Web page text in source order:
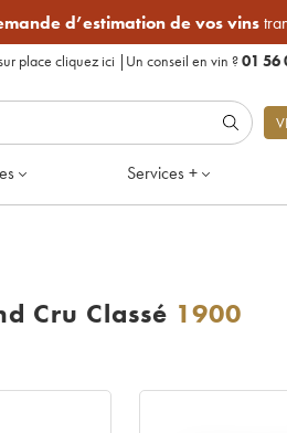
d’estimation de vos vins
place cliquez ici | Un conseil en vin ?01 56
Services +
Cru Classé 1900